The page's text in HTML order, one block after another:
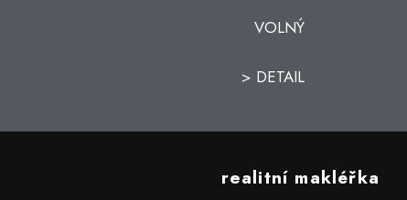
VOLNÝ
> DETAIL
realitní makléřka